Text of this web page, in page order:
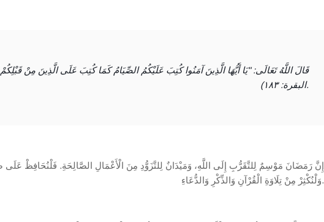
قَالَ اللَّهُ تَعَالَى: "يَا أَيُّهَا الَّذِينَ آمَنُوا كُتِبَ عَلَيْكُمُ الصِّيَامُ كَمَا كُتِبَ عَلَى الَّذِينَ مِنْ
البقرة: ١٨٣).
إِنَّ رَمَضَانَ مَوْسِمٌ لِلتَّقَرُّبِ إِلَى اللَّهِ، وَمَيْدَانٌ لِلتَّزَوُّدِ مِنَ الْأَعْمَالِ الصَّالِحَةِ. فَلْنُحَافِظْ عَلَى
وَلْنُكْثِرْ مِنْ تِلَاوَةِ الْقُرْآنِ وَالذِّكْرِ وَالدُّعَاءِ.